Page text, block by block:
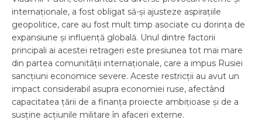
internaționale, a fost obligat să-și ajusteze aspirațiile
geopolitice, care au fost mult timp asociate cu dorința de
expansiune și influență globală. Unul dintre factorii
principali ai acestei retrageri este presiunea tot mai mare
din partea comunității internaționale, care a impus Rusiei
sancțiuni economice severe. Aceste restricții au avut un
impact considerabil asupra economiei ruse, afectând
capacitatea țării de a finanța proiecte ambițioase și de a
susține acțiunile militare în afaceri externe.